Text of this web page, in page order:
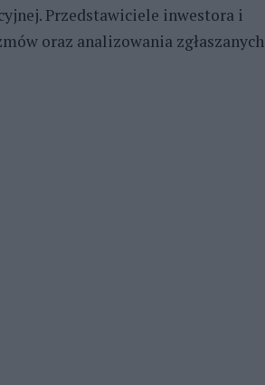
Przedstawiciele inwestora i
oraz analizowania zgłaszanych